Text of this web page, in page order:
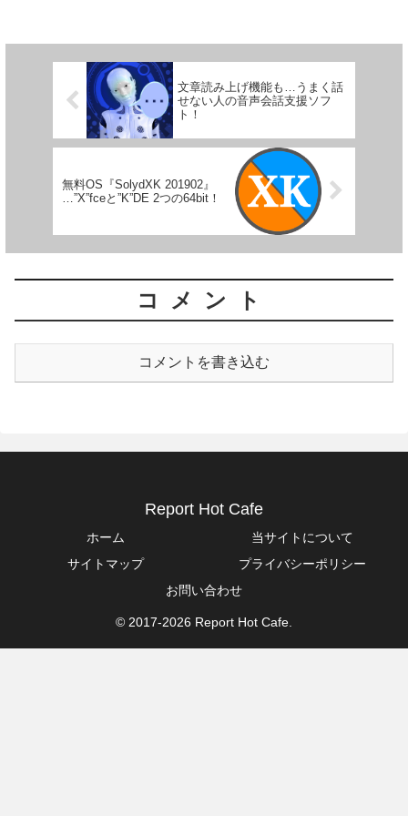
文章読み上げ機能も…うまく話
せない人の音声会話支援ソフ
ト！
無料OS『SolydXK 201902』
…”X”fceと”K”DE 2つの64bit！
コメント
コメントを書き込む
Report Hot Cafe
ホーム
当サイトについて
サイトマップ
プライバシーポリシー
お問い合わせ
© 2017-2026 Report Hot Cafe.